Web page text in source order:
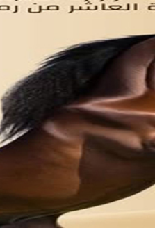
تواصل معنا
مدينة العاشر من رمضان
01221020029
055-4494429
055-4494406
info.triaeg@yahoo.com